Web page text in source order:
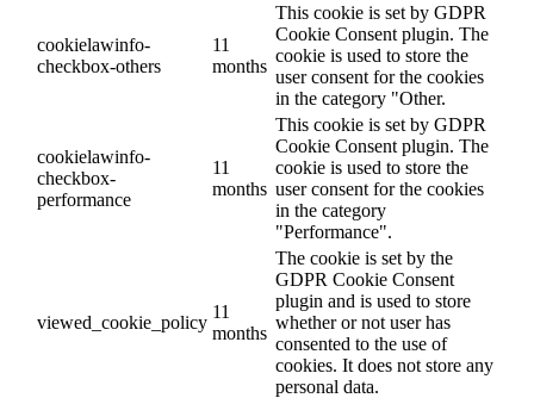
cookielawinfo-
checkbox-others
11
months
This cookie is set by GDPR
Cookie Consent plugin. The
cookie is used to store the
user consent for the cookies
in the category "Other.
cookielawinfo-
checkbox-
performance
11
months
This cookie is set by GDPR
Cookie Consent plugin. The
cookie is used to store the
user consent for the cookies
in the category
"Performance".
viewed_cookie_policy
11
months
The cookie is set by the
GDPR Cookie Consent
plugin and is used to store
whether or not user has
consented to the use of
cookies. It does not store any
personal data.